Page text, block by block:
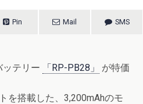
Pin Mail SMS
ッテリー 「RP-PB28」
が特価
を搭載した、3,200mAhのモ